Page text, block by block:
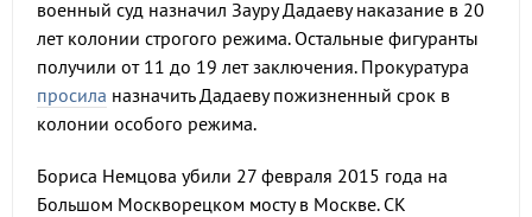
военный суд назначил Зауру Дадаеву наказание в 20
лет колонии строгого режима. Остальные фигуранты
получили от 11 до 19 лет заключения. Прокуратура
просила назначить Дадаеву пожизненный срок в
колонии особого режима.
Бориса Немцова убили 27 февраля 2015 года на
Большом Москворецком мосту в Москве. СК